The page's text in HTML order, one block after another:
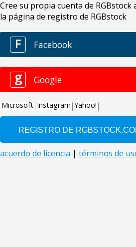
Cree su propia cuenta de
la página de registro de RGBstock
F Facebook
g Google
Microsoft Instagram Yahoo!
acuerdo de licencia | términos de